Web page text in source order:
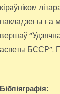
кіраўніком
пакладзены на
вершаў
асветы БССР”.
Бібліяграфія: